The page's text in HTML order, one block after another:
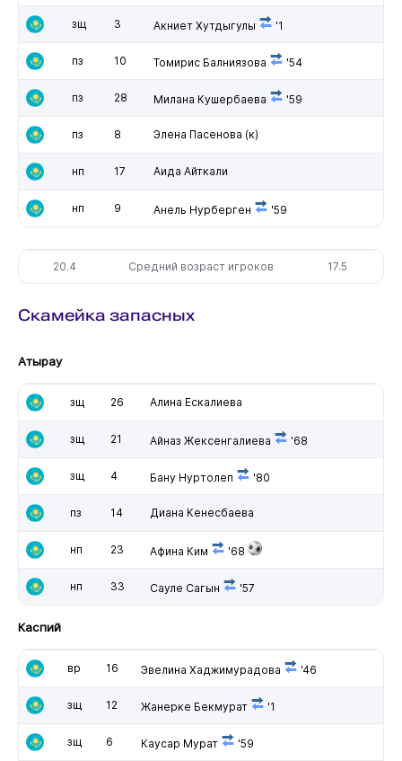
зщ 3 Акниет Хутдыгулы '1
пз 10 Томирис Балниязова '54
пз 28 Милана Кушербаева '59
пз 8 Элена Пасенова (к)
нп 17 Аида Айткали
нп 9 Анель Нурберген '59
20.4 Средний возраст игроков 17.5
Скамейка запасных
Атырау
зщ 26 Алина Ескалиева
зщ 21 Айназ Жексенгалиева '68
зщ 4 Бану Нуртолеп '80
пз 14 Диана Кенесбаева
нп 23 Афина Ким '68
нп 33 Сауле Сагын '57
Каспий
вр 16 Эвелина Хаджимурадова '46
зщ 12 Жанерке Бекмурат '1
зщ 6 Каусар Мурат '59